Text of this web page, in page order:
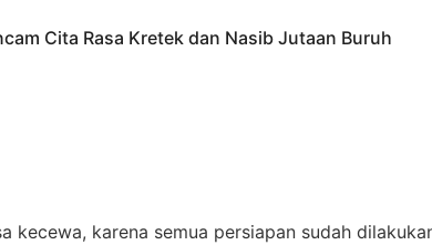
Cita Rasa Kretek dan Nasib Jutaan Buruh
kecewa, karena semua persiapan sudah